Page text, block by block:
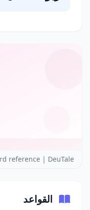
reference | DeuTale
القواعد